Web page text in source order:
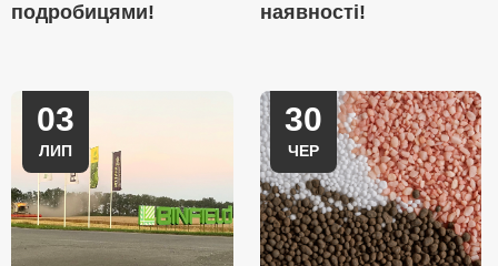
подробицями!
наявності!
03
ЛИП
30
ЧЕР